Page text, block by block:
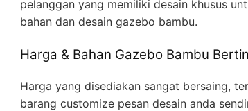
pelanggan yang memiliki desain khusus
bahan dan desain gazebo bambu.
Harga & Bahan Gazebo Bambu
Harga yang disediakan sangat bersaing,
barang customize pesan desain anda